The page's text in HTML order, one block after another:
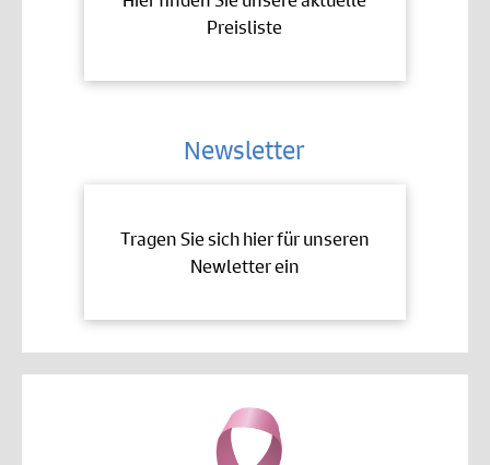
Preisliste
Newsletter
Tragen Sie sich hier für unseren
Newletter ein